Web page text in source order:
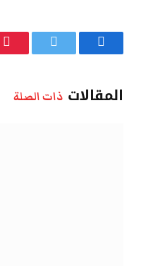
فيسبوك تويتر
المقالات ذات الصلة